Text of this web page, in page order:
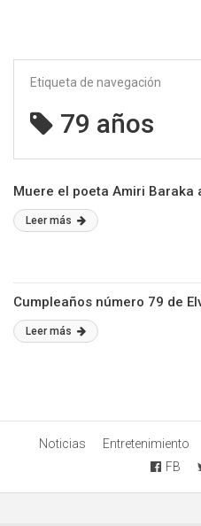
Etiqueta de navegación
79 años
Muere el poeta Amiri Baraka
Leer más
Cumpleaños número 79 de
Leer más
Noticias Entretenimiento
FB